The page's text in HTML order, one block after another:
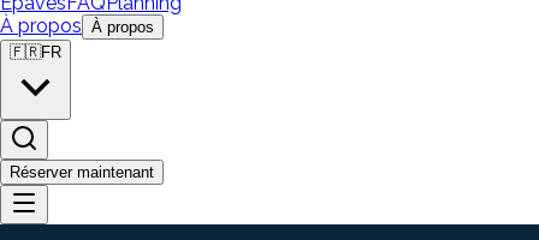
À propos À propos
🇫🇷FR
Réserver maintenant